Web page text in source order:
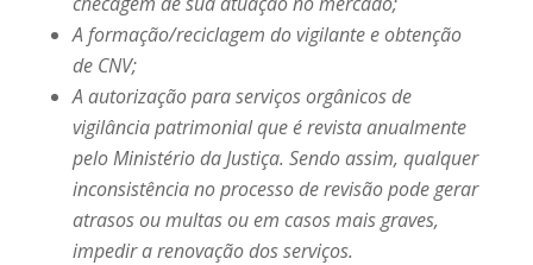
A formação/reciclagem do vigilante e obtenção
de CNV;
A autorização para serviços orgânicos de
vigilância patrimonial que é revista anualmente
pelo Ministério da Justiça. Sendo assim, qualquer
inconsistência no processo de revisão pode gerar
atrasos ou multas ou em casos mais graves,
impedir a renovação dos serviços.